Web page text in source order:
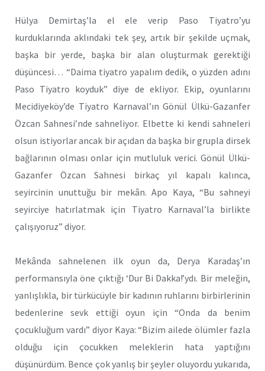
Hülya Demirtaş’la el ele verip Paso Tiyatro’yu
kurduklarında aklındaki tek şey, artık bir şekilde uçmak,
başka bir yerde, başka bir alan oluşturmak gerektiği
düşüncesi… “Daima tiyatro yapalım dedik, o yüzden adını
Paso Tiyatro koyduk” diye de ekliyor. Ekip, oyunlarını
Mecidiyeköy’de Tiyatro Karnaval’ın Gönül Ülkü-Gazanfer
Özcan Sahnesi’nde sahneliyor. Elbette ki kendi sahneleri
olsun istiyorlar ancak bir açıdan da başka bir grupla dirsek
bağlarının olması onlar için mutluluk verici. Gönül Ülkü-
Gazanfer Özcan Sahnesi birkaç yıl kapalı kalınca,
seyircinin unuttuğu bir mekân. Apo Kaya, “Bu sahneyi
seyirciye hatırlatmak için Tiyatro Karnaval’la birlikte
çalışıyoruz” diyor.
Mekânda sahnelenen ilk oyun da, Derya Karadaş’ın
performansıyla öne çıktığı ‘Dur Bi Dakka!’ydı. Bir meleğin,
yanlışlıkla, bir türkücüyle bir kadının ruhlarını birbirlerinin
bedenlerine sevk ettiği oyun için “Onda da benim
çocukluğum vardı” diyor Kaya: “Bizim ailede ölümler fazla
olduğu için çocukken meleklerin hata yaptığını
düşünürdüm. Bence çok yanlış bir şeyler oluyordu yukarıda,